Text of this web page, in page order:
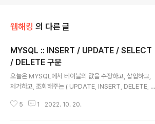
웹해킹 의 다른 글
MYSQL :: INSERT / UPDATE / SELECT
/ DELETE 구문
오늘은 MYSQL에서 테이블의 값을 수정하고, 삽입하고,
제거하고, 조회해주는 ( UPDATE, INSERT, DELETE, S
아보자. INSERT는 원하는 테이블에 값을 삽입하는 MYS
5 1 2022. 10. 20.